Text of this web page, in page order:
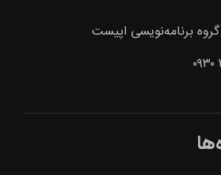
برنامه‌نویسی اپیست